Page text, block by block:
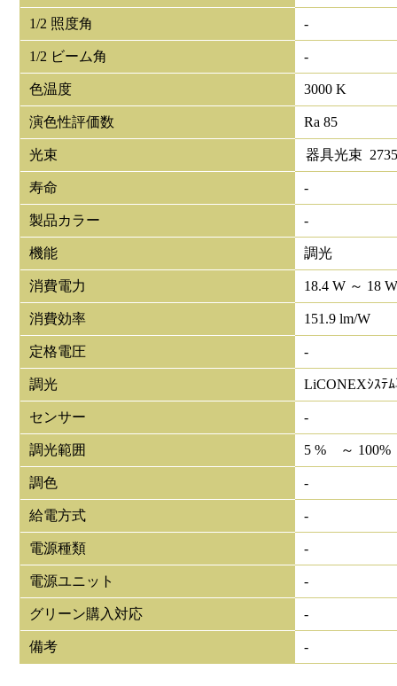
1/2 照度角 -
1/2 ビーム角 -
色温度 3000 K
演色性評価数 Ra 85
光束 器具光束
寿命 -
製品カラー -
機能 調光
消費電力 18.4 W ～ 18
消費効率 151.9 lm/W
定格電圧 -
調光 LiCONEXｼｽﾃ
センサー -
調光範囲 5 % ～ 100%
調色 -
給電方式 -
電源種類 -
電源ユニット -
グリーン購入対応 -
備考 -